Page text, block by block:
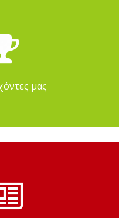
μας
επιλογές. Στο
υψηλού
διδασκαλία με